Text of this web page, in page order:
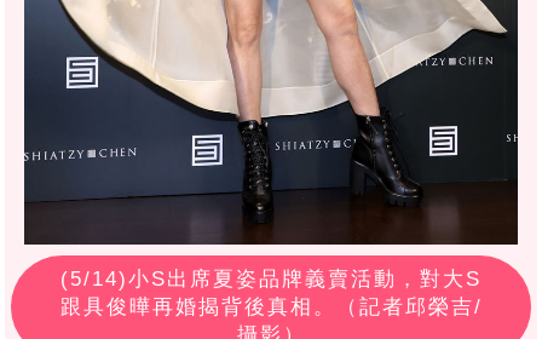
(5/14)小S出席夏姿品牌義賣活動，對大S
跟具俊曄再婚揭背後真相。（記者邱榮吉/